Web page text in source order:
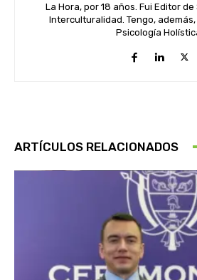
La Hora, por 18 años. Fui Editor
Interculturalidad. Tengo,
Psicología
ARTÍCULOS RELACIONADOS